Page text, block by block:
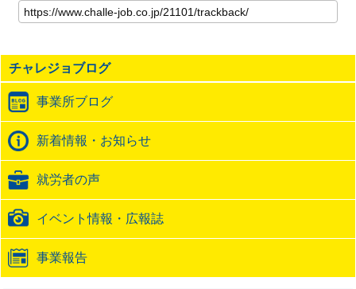
の
記
の
ト
ッ
ク
バ
ッ
URL
チャレジョブログ
事業所ブログ
新着情報・お知らせ
就労者の声
イベント情報・広報誌
事業報告